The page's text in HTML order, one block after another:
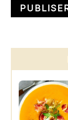
Sidebar